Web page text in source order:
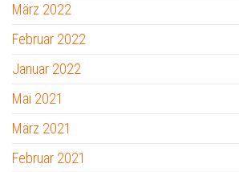
März 2022
Februar 2022
Januar 2022
Mai 2021
März 2021
Februar 2021